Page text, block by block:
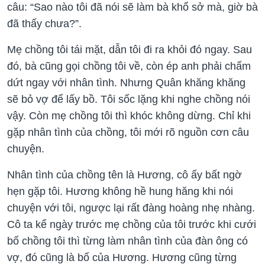
câu: “Sao nào tôi đã nói sẽ làm bà khổ sở mà, giờ bà
đã thấy chưa?”.
Mẹ chồng tôi tái mặt, dẫn tôi đi ra khỏi đó ngay. Sau
đó, bà cũng gọi chồng tôi về, còn ép anh phải chấm
dứt ngay với nhân tình. Nhưng Quân khăng khăng
sẽ bỏ vợ để lấy bồ. Tôi sốc lặng khi nghe chồng nói
vậy. Còn mẹ chồng tôi thì khóc không dừng. Chỉ khi
gặp nhân tình của chồng, tôi mới rõ nguồn cơn câu
chuyện.
Nhân tình của chồng tên là Hương, cô ấy bất ngờ
hẹn gặp tôi. Hương không hề hung hăng khi nói
chuyện với tôi, ngược lại rất đàng hoàng nhẹ nhàng.
Cô ta kể ngày trước mẹ chồng của tôi trước khi cưới
bố chồng tôi thì từng làm nhân tình của đàn ông có
vợ, đó cũng là bố của Hương. Hương cũng từng